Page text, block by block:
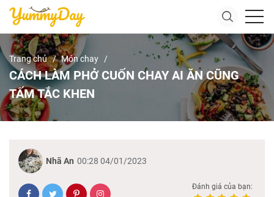
Trang chủ Món chay
CÁCH LÀM PHỞ CUỐN CHAY AI ĂN CŨNG
TẤM TẮC KHEN
Nhã An 00:28 04/01/2023
Đánh giá của bạn: